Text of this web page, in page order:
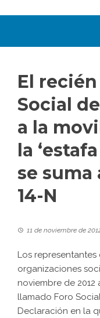
El
Social
a la
la
se suma
14-N
11 de noviembre de
Los
organizaciones
noviembre de
llamado Foro
Declaración en la